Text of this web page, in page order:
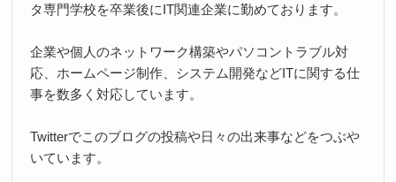
タ専門学校を卒業後にIT関連企業に勤めております。
企業や個人のネットワーク構築やパソコントラブル対
応、ホームページ制作、システム開発などITに関する仕
事を数多く対応しています。
Twitterでこのブログの投稿や日々の出来事などをつぶや
いています。